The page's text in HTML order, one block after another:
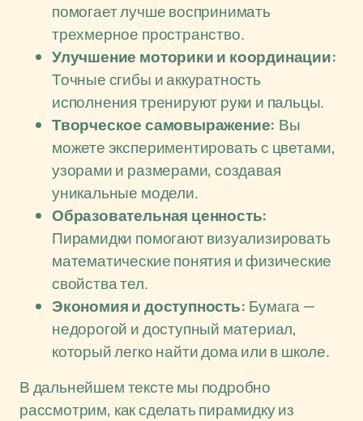
помогает лучше воспринимать
трехмерное пространство.
Улучшение моторики и координации:
Точные сгибы и аккуратность
исполнения тренируют руки и пальцы.
Творческое самовыражение: Вы
можете экспериментировать с цветами,
узорами и размерами, создавая
уникальные модели.
Образовательная ценность:
Пирамидки помогают визуализировать
математические понятия и физические
свойства тел.
Экономия и доступность: Бумага —
недорогой и доступный материал,
который легко найти дома или в школе.
В дальнейшем тексте мы подробно
рассмотрим, как сделать пирамидку из